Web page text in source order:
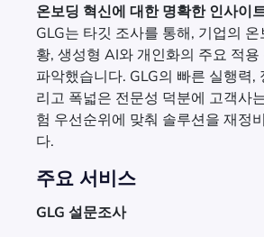
온보딩 혁신에 대한 명확한 인사이
GLG는 타깃 조사를 통해, 기업의
황, 생성형 AI와 개인화의 주요 적용
파악했습니다. GLG의 빠른 실행력,
리고 폭넓은 전문성 덕분에 고객사
험 우선순위에 맞춰 솔루션을 재정
다.
주요 서비스
GLG 설문조사